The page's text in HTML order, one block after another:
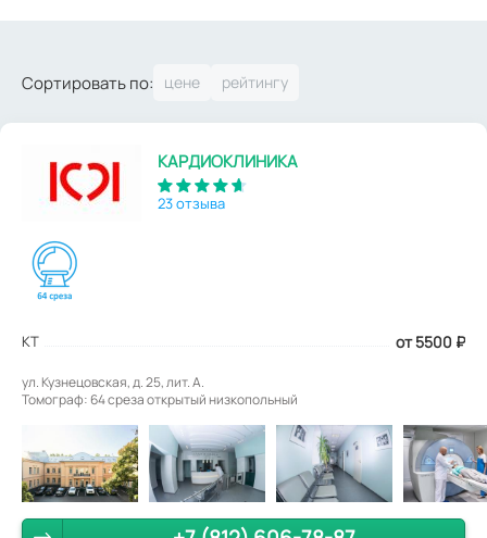
Сортировать по:
КАРДИОКЛИНИКА
23 отзыва
КТ от 5500 ₽
ул. Кузнецовская, д. 25, лит. А.
Томограф: 64 среза открытый низкопольный